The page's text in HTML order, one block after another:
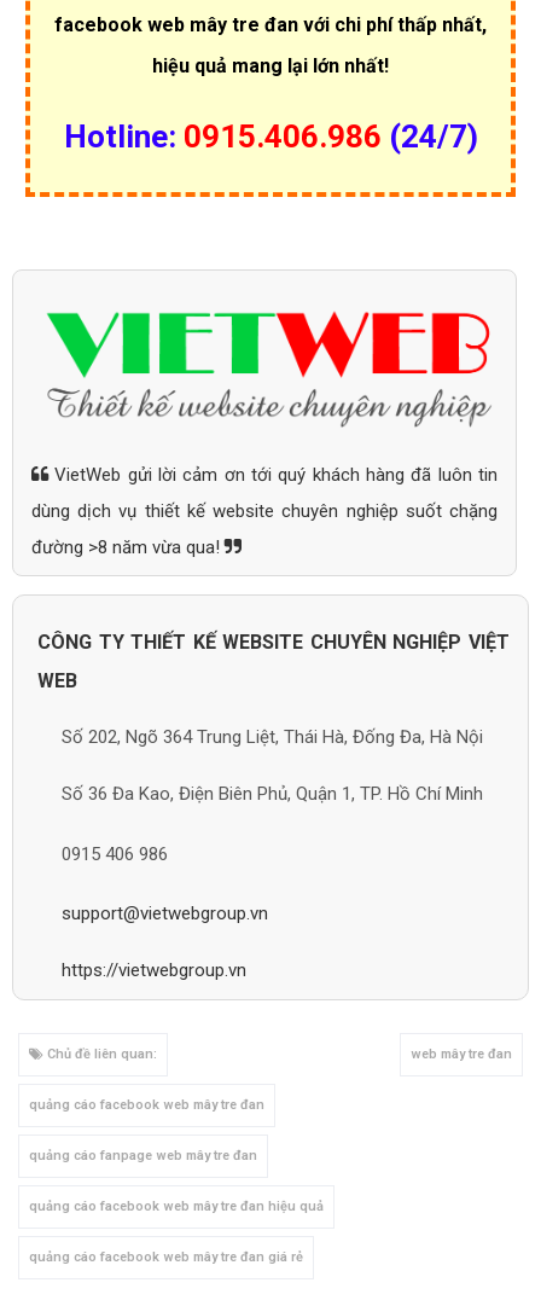
facebook web mây tre đan với chi phí thấp nhất,
hiệu quả mang lại lớn nhất!
Hotline: 0915.406.986 (24/7)
VietWeb gửi lời cảm ơn tới quý khách hàng đã luôn tin
dùng dịch vụ thiết kế website chuyên nghiệp suốt chặng
đường >8 năm vừa qua!
CÔNG TY THIẾT KẾ WEBSITE CHUYÊN NGHIỆP VIỆT
WEB
Số 202, Ngõ 364 Trung Liệt, Thái Hà, Đống Đa, Hà Nội
Số 36 Đa Kao, Điện Biên Phủ, Quận 1, TP. Hồ Chí Minh
0915 406 986
support@vietwebgroup.vn
https://vietwebgroup.vn
Chủ đề liên quan: web mây tre đan
quảng cáo facebook web mây tre đan
quảng cáo fanpage web mây tre đan
quảng cáo facebook web mây tre đan hiệu quả
quảng cáo facebook web mây tre đan giá rẻ